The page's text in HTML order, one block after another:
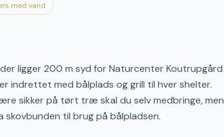
med vand
ligger 200 m syd for Naturcenter Koutrupgård
indrettet med bålplads og grill til hver shelter.
sikker på tørt træ skal du selv medbringe, men
til brug på bålpladsen.